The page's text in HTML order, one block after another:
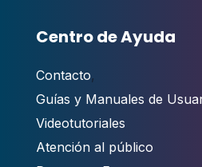
Centro de Ayuda
Contacto,
Guías y Manuales de
Videotutoriales
Atención al público